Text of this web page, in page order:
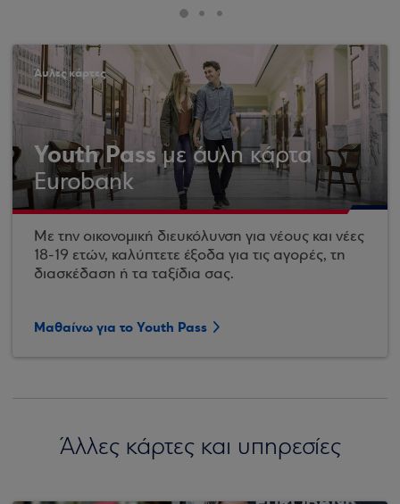
Άυλες κάρτες
Youth Pass με άυλη κάρτα
Eurobank
Με την οικονομική διευκόλυνση για νέους και νέες
18-19 ετών, καλύπτετε έξοδα για τις αγορές, τη
διασκέδαση ή τα ταξίδια σας.
Μαθαίνω για το Youth Pass
Άλλες κάρτες και υπηρεσίες